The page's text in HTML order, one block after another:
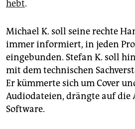
hebt.
Michael K. soll seine rechte
immer informiert, in jeden
eingebunden. Stefan K. soll
mit dem technischen
Er kümmerte sich um Cover
Audiodateien, drängte auf die
Software.